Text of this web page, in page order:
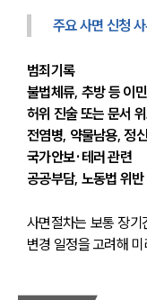
주요 사면 신청
범죄기록
불법체류, 추방 등 이
허위 진술 또는 문서
전염병, 약물남용, 정
국가안보·테러 관련
공공부담, 노동법 위
사면절차는 보통 장
변경 일정을 고려해